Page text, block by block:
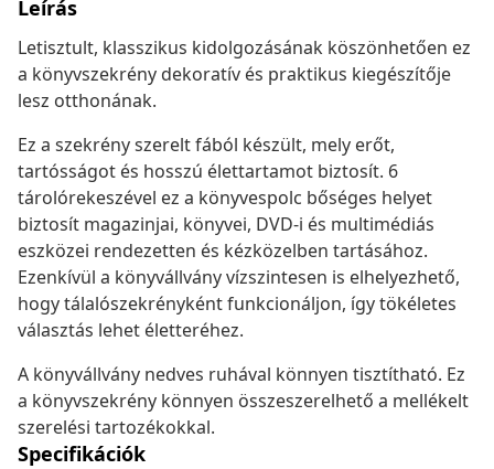
Leírás
Letisztult, klasszikus kidolgozásának köszönhetően ez
a könyvszekrény dekoratív és praktikus kiegészítője
lesz otthonának.
Ez a szekrény szerelt fából készült, mely erőt,
tartósságot és hosszú élettartamot biztosít. 6
tárolórekeszével ez a könyvespolc bőséges helyet
biztosít magazinjai, könyvei, DVD-i és multimédiás
eszközei rendezetten és kézközelben tartásához.
Ezenkívül a könyvállvány vízszintesen is elhelyezhető,
hogy tálalószekrényként funkcionáljon, így tökéletes
választás lehet életteréhez.
A könyvállvány nedves ruhával könnyen tisztítható. Ez
a könyvszekrény könnyen összeszerelhető a mellékelt
szerelési tartozékokkal.
Specifikációk